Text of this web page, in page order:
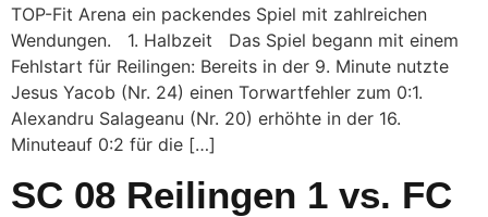
TOP-Fit Arena ein packendes Spiel mit zahlreichen
Wendungen. 1. Halbzeit Das Spiel begann mit einem
Fehlstart für Reilingen: Bereits in der 9. Minute nutzte
Jesus Yacob (Nr. 24) einen Torwartfehler zum 0:1.
Alexandru Salageanu (Nr. 20) erhöhte in der 16.
Minuteauf 0:2 für die […]
SC 08 Reilingen 1 vs. FC